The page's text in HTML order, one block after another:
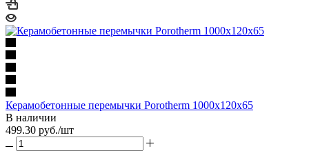
Керамобетонные перемычки Porotherm 1000x120x65
В наличии
499.30 руб./шт